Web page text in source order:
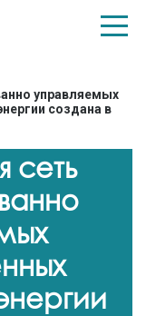
управляемых
создана в
сеть